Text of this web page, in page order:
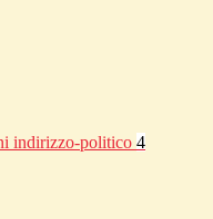
indirizzo-politico 4